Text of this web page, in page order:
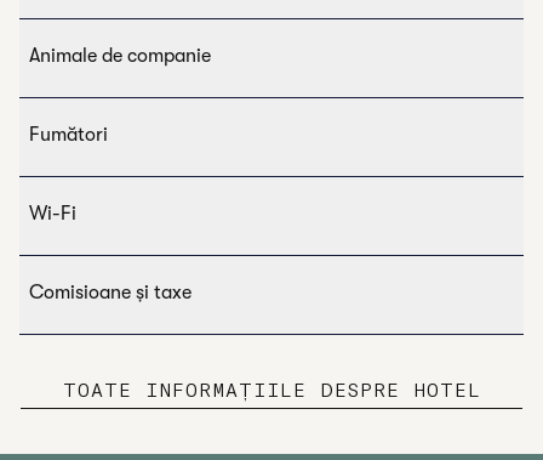
Animale de companie
Fumători
Wi-Fi
Comisioane și taxe
TOATE INFORMAȚIILE DESPRE HOTEL